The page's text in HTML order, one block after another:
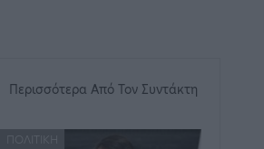
Περισσότερα Από Τον Συντάκτη
ΠΟΛΙΤΙΚΉ